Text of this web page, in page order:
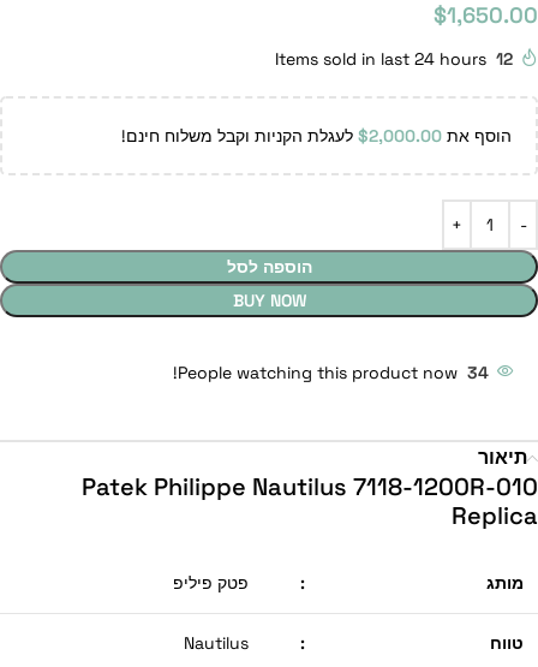
$1,650.00
12
Items sold in last 24 hours
הוסף את $2,000.00 לעגלת הקניות וקבל משלוח חינם!
הוספה לסל
BUY NOW
34
People watching this product now!
תיאור
Patek Philippe Nautilus 7118-1200R-010
Replica
מותג : פטק פיליפ
טווח :
Nautilus